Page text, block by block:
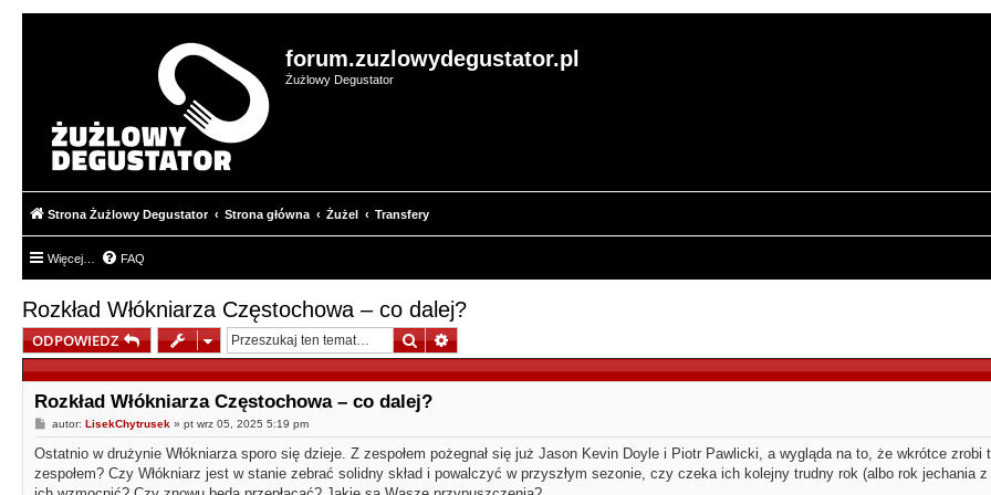
forum.zuzlowydegustator.pl
Żużlowy Degustator
Strona Żużlowy Degustator Strona główna Żużel Transfery
Więcej… FAQ
Rozkład Włókniarza Częstochowa – co dalej?
ODPOWIEDZ SzukajWyszukiwanie zaawansowane
Rozkład Włókniarza Częstochowa – co dalej?
P
o
s
t
autor: LisekChytrusek» pt wrz 05, 2025 5:19 pm
Ostatnio w drużynie Włókniarza sporo się dzieje. Z zespołem pożegnał się już Jason Kevin Doyle i Piotr Pawlicki, a wygląda na to, że wkrótce
zespołem? Czy Włókniarz jest w stanie zebrać solidny skład i powalczyć w przyszłym sezonie, czy czeka ich kolejny trudny rok (albo rok jechania